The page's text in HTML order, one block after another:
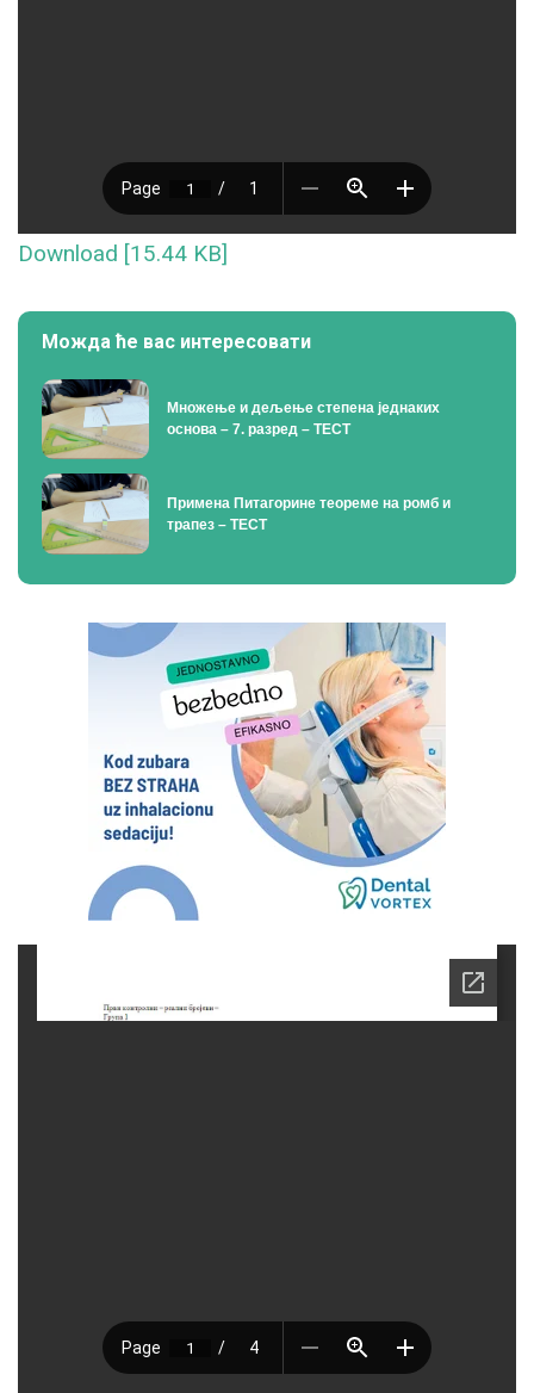
Download [15.44 KB]
Можда ће вас интересовати
Множење и дељење степена једнаких
основа – 7. разред – ТЕСТ
Примена Питагорине теореме на ромб и
трапез – ТЕСТ